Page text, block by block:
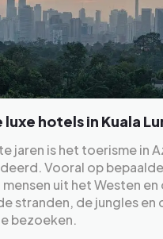
luxe hotels in Kuala
jaren is het toerisme in
Vooral op
uit het Westen en
stranden, de jungles en
bezoeken.